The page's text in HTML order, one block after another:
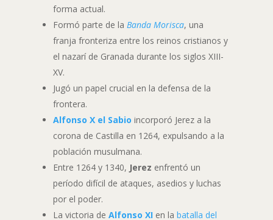
forma actual.
Formó parte de la Banda Morisca, una
franja fronteriza entre los reinos cristianos y
el nazarí de Granada durante los siglos XIII-
XV.
Jugó un papel crucial en la defensa de la
frontera.
Alfonso X el Sabio incorporó Jerez a la
corona de Castilla en 1264, expulsando a la
población musulmana.
Entre 1264 y 1340, Jerez enfrentó un
período difícil de ataques, asedios y luchas
por el poder.
La victoria de Alfonso XI en la batalla del